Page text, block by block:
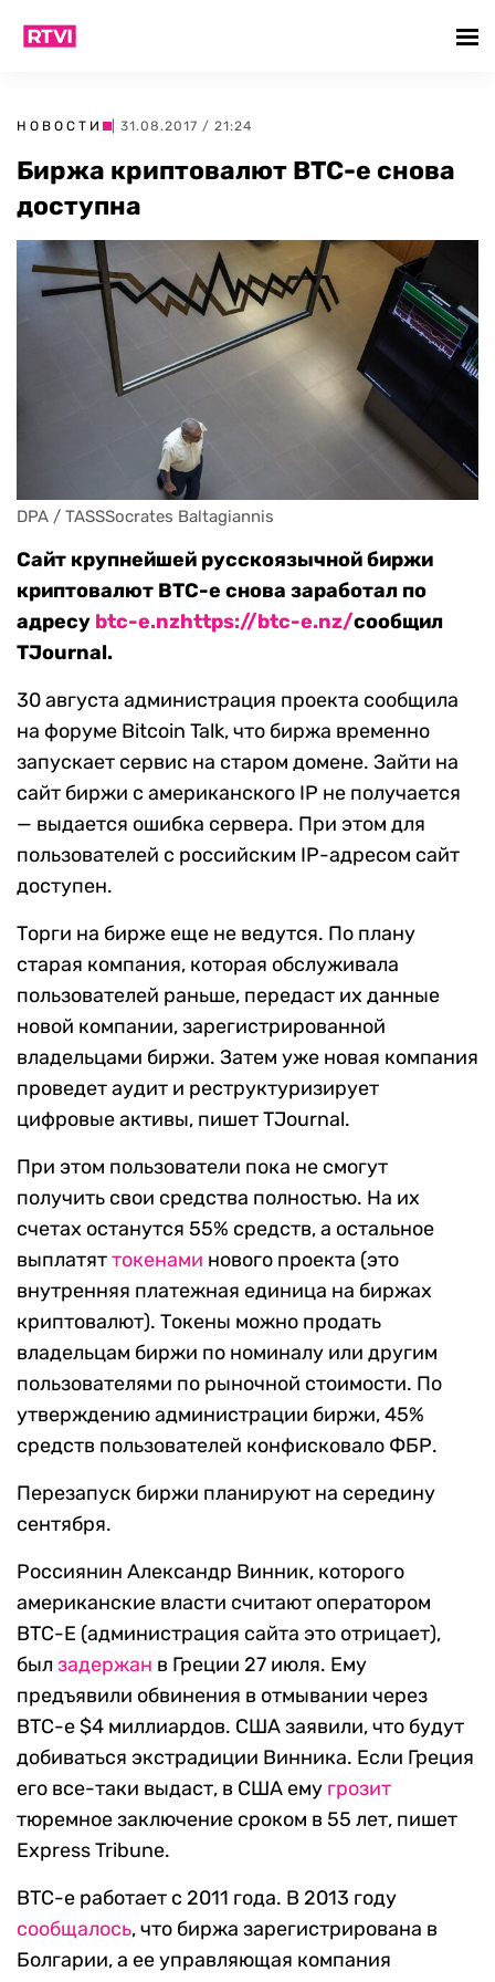
НОВОСТИ | 31.08.2017 / 21:24
Биржа криптовалют BTC-е снова
доступна
DPA / TASSSocrates Baltagiannis
Сайт крупнейшей русскоязычной биржи
криптовалют ВТС-е снова заработал по
адресу btc-e.nzhttps://btc-e.nz/сообщил
TJournal.
30 августа администрация проекта сообщила
на форуме Bitcoin Talk, что биржа временно
запускает сервис на старом домене. Зайти на
сайт биржи с американского IP не получается
— выдается ошибка сервера. При этом для
пользователей с российским IP-адресом сайт
доступен.
Торги на бирже еще не ведутся. По плану
старая компания, которая обслуживала
пользователей раньше, передаст их данные
новой компании, зарегистрированной
владельцами биржи. Затем уже новая компания
проведет аудит и реструктуризирует
цифровые активы, пишет TJournal.
При этом пользователи пока не смогут
получить свои средства полностью. На их
счетах останутся 55% средств, а остальное
выплатяттокенами нового проекта (это
внутренняя платежная единица на биржах
криптовалют). Токены можно продать
владельцам биржи по номиналу или другим
пользователями по рыночной стоимости. По
утверждению администрации биржи, 45%
средств пользователей конфисковало ФБР.
Перезапуск биржи планируют на середину
сентября.
Россиянин Александр Винник, которого
американские власти считают оператором
ВТС-Е (администрация сайта это отрицает),
был задержан в Греции 27 июля. Ему
предъявили обвинения в отмывании через
ВТС-е $4 миллиардов. США заявили, что будут
добиваться экстрадиции Винника. Если Греция
его все-таки выдаст, в США ему грозит
тюремное заключение сроком в 55 лет, пишет
Express Tribune.
BTC-e работает с 2011 года. В 2013 году
сообщалось, что биржа зарегистрирована в
Болгарии, а ее управляющая компания